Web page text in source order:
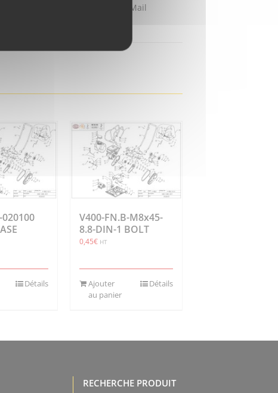
Partager par Mail
020100
Détails
V400-FN.B-M8x45-
8.8-DIN-1 BOLT
0,45€ HT
Ajouter
au panier
Détails
RECHERCHE PRODUIT